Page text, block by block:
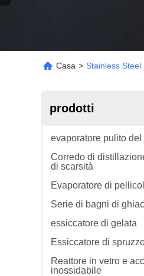
Casa > Stainless Steel
prodotti
evaporatore pulito del
Corredo di
di scarsità
Evaporatore di
Serie di bagni di
essiccatore di gelata
Essiccatore di
Reattore in vetro e
inossidabile